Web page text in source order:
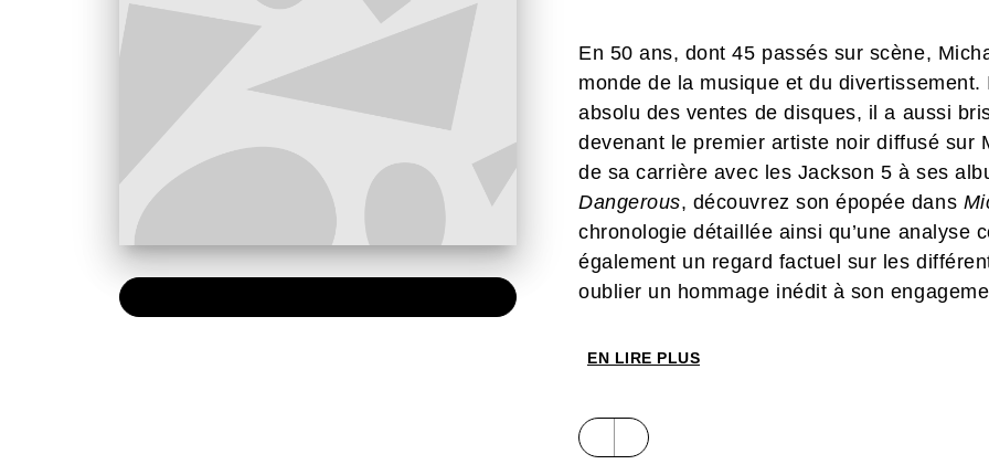
En 50 ans, dont 45 passés sur scène,
monde de la musique et du
absolu des ventes de disques, il a aussi
devenant le premier artiste noir diffusé sur
de sa carrière avec les Jackson 5 à ses
Dangerous, découvrez son épopée dans
chronologie détaillée ainsi qu’une
également un regard factuel sur les
oublier un hommage inédit à son
EN LIRE PLUS